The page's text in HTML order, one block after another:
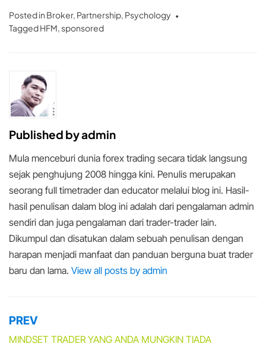
Posted in Broker, Partnership, Psychology
TaggedHFM,sponsored
Published byadmin
Mula menceburi dunia forex trading secara tidak langsung
sejak penghujung 2008 hingga kini. Penulis merupakan
seorang full timetrader dan educator melalui blog ini. Hasil-
hasil penulisan dalam blog ini adalah dari pengalaman admin
sendiri dan juga pengalaman dari trader-trader lain.
Dikumpul dan disatukan dalam sebuah penulisan dengan
harapan menjadi manfaat dan panduan berguna buat trader
baru dan lama. View all posts by admin
Post
navigation
PREV
MINDSET TRADER YANG ANDA MUNGKIN TIADA